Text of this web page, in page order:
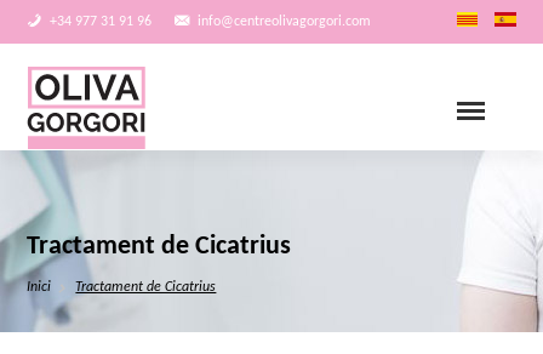
+34 977 31 91 96 info@centreolivagorgori.com
Tractament de Cicatrius
Inici Tractament de Cicatrius